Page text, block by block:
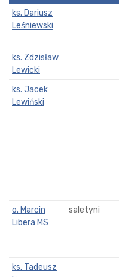
ks. Dariusz
Leśniewski
ks. Zdzisław
Lewicki
ks. Jacek
Lewiński
o. Marcin
Libera MS
saletyni
ks. Tadeusz